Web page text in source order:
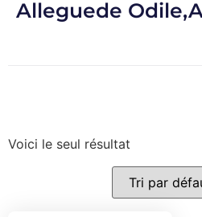
Alleguede
Voici le seul résultat